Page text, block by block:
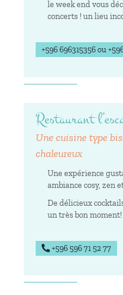
le week end vous
concerts ! un lieu
+596 696315356 ou
Restaurant
Une cuisine type
chaleureux
Une expérience
ambiance cosy, zen
De délicieux
un très bon moment!
+596 596 71 52 77